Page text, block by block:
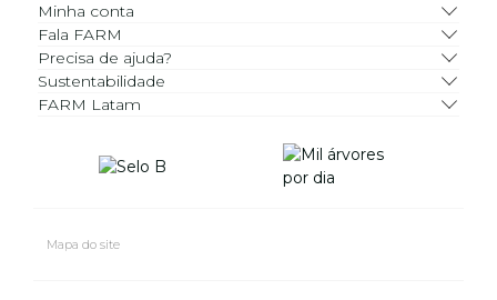
Minha conta
Fala FARM
Precisa de ajuda?
Sustentabilidade
FARM Latam
Mapa do site